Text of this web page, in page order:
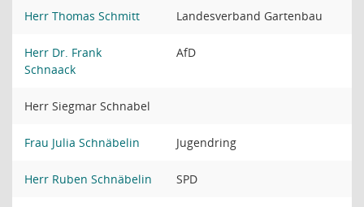
Herr Thomas Schmitt Landesverband Gartenbau
Herr Dr. Frank
Schnaack
AfD
Herr Siegmar Schnabel
Frau Julia Schnäbelin Jugendring
Herr Ruben Schnäbelin SPD